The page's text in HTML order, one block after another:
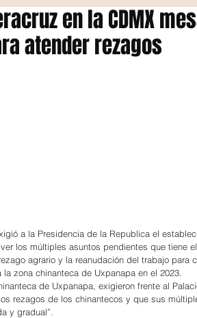
en la CDMX
atender rezagos
a la Presidencia de la Republica el
los múltiples asuntos pendientes que tiene
agrario y la reanudación del trabajo para
zona chinanteca de Uxpanapa en el 2023.
de Uxpanapa, exigieron frente al
rezagos de los chinantecos y que sus
y gradual”.